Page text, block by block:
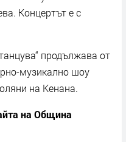
Концертът е с
продължава от
музикално шоу
на Кенана.
на Община